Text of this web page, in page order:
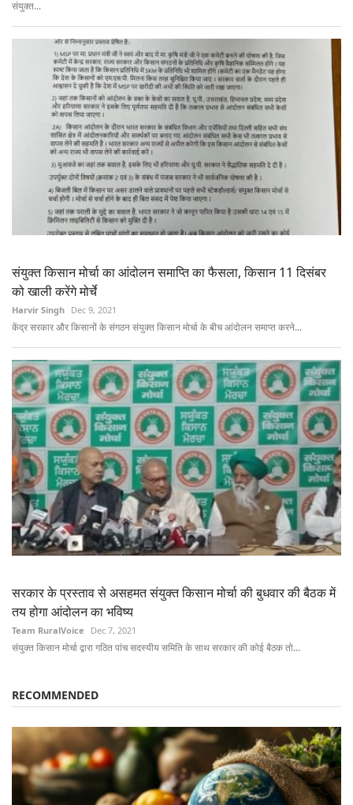
संयुक्त...
संयुक्त किसान मोर्चा का आंदोलन समाप्ति का फैसला, किसान 11 दिसंबर
को खाली करेंगे मोर्चे
Harvir Singh Dec 9, 2021
केंद्र सरकार और किसानों के संगठन संयुक्त किसान मोर्चा के बीच आंदोलन समाप्त करने...
सरकार के प्रस्ताव से असहमत संयुक्त किसान मोर्चा की बुधवार की बैठक में
तय होगा आंदोलन का भविष्य
Team RuralVoice Dec 7, 2021
संयुक्त किसान मोर्चा द्वारा गठित पांच सदस्यीय समिति के साथ सरकार की कोई बैठक तो...
RECOMMENDED